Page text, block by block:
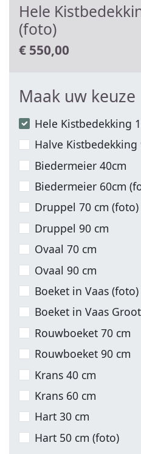
Hele
(foto)
€ 550,00
Maak uw keuze
Hele Kistbedekking
Halve Kistbedekking
Biedermeier 40cm
Biedermeier 60cm
Druppel 70 cm (foto)
Druppel 90 cm
Ovaal 70 cm
Ovaal 90 cm
Boeket in Vaas (foto)
Boeket in Vaas Groot
Rouwboeket 70 cm
Rouwboeket 90 cm
Krans 40 cm
Krans 60 cm
Hart 30 cm
Hart 50 cm (foto)